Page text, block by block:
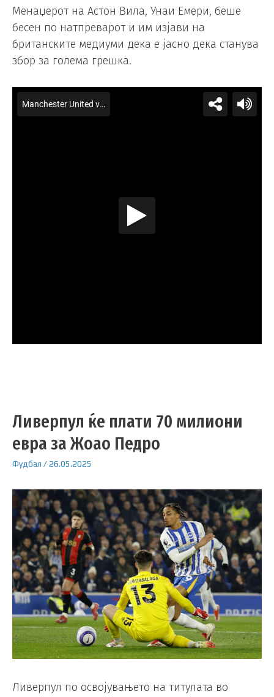
Менаџерот на Астон Вила, Унаи Емери, беше
бесен по натпреварот и им изјави на
британските медиуми дека е јасно дека станува
збор за голема грешка.
Ливерпул ќе плати 70 милиони
евра за Жоао Педро
Фудбал /26.05.2025
Ливерпул по освојувањето на титулата во